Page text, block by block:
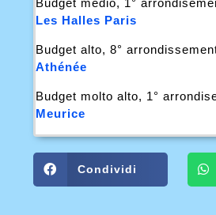
Les Halles Paris
Budget alto, 8°
Athénée
Budget molto alto, 1°
Meurice
Condividi